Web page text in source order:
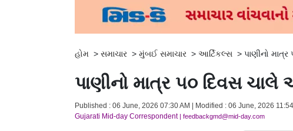
હોમ > સમાચાર > મુંબઈ સમાચાર > આર્ટિકલ્સ > પાણીનો
પાણીનો માત્ર ૫૦ દિવસ ચાલે
Published : 06 June, 2026 07:30 AM | Modified : 06 June, 2026
Gujarati Mid-day Correspondent| feedbackgmd@mid-day.com